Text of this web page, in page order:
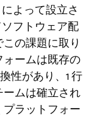
によって設立さ
フトウェア配
の課題に取り
ームは既存の
性があり、1 行
ムは確立され
ラットフォー